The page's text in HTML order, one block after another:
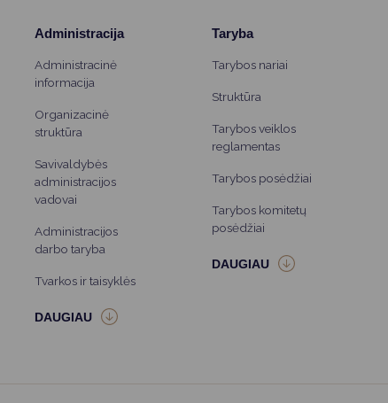
Administracija
Administracinė
informacija
Organizacinė
struktūra
Savivaldybės
administracijos
vadovai
Administracijos
darbo taryba
Tvarkos ir taisyklės
Taryba
Tarybos nariai
Struktūra
Tarybos veiklos
reglamentas
Tarybos posėdžiai
Tarybos komitetų
posėdžiai